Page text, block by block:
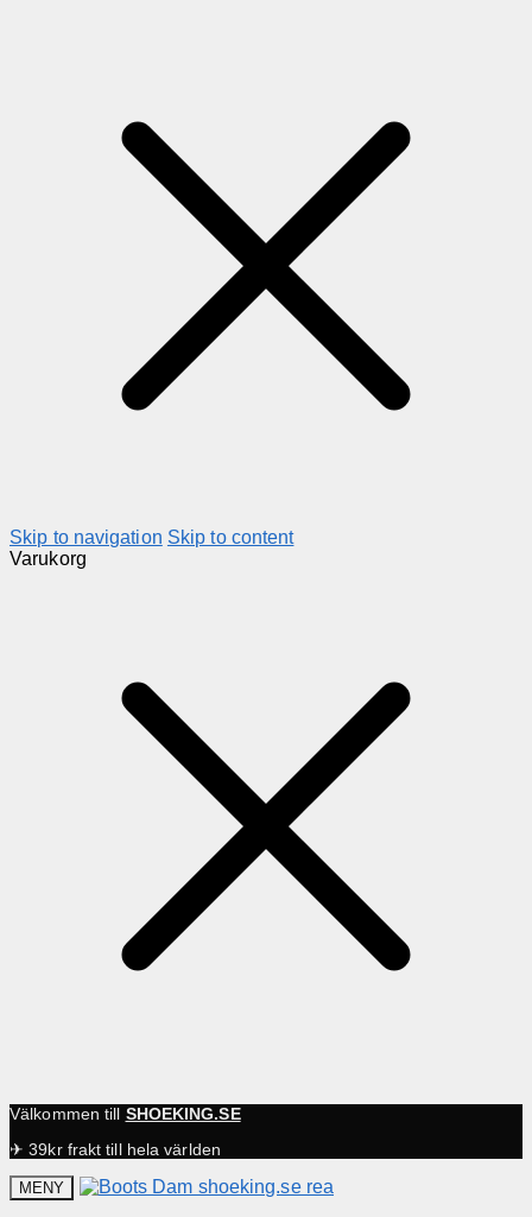
Skip to navigation Skip to content
Varukorg
Välkommen till SHOEKING.SE
✈ 39kr frakt till hela världen
MENY